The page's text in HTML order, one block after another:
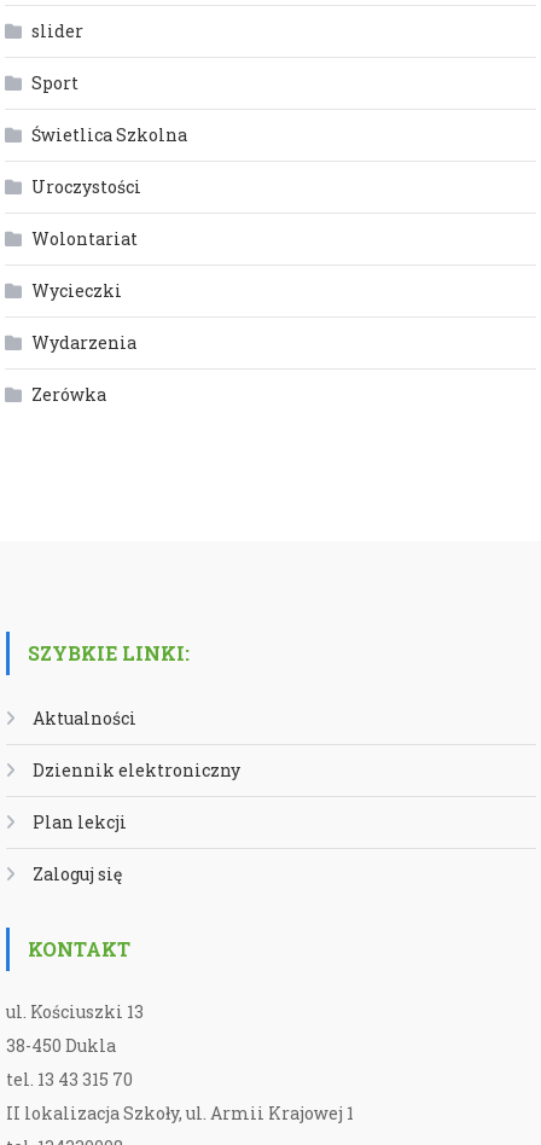
slider
Sport
Świetlica Szkolna
Uroczystości
Wolontariat
Wycieczki
Wydarzenia
Zerówka
SZYBKIE LINKI:
Aktualności
Dziennik elektroniczny
Plan lekcji
Zaloguj się
KONTAKT
ul. Kościuszki 13
38-450 Dukla
tel. 13 43 315 70
II lokalizacja Szkoły, ul. Armii Krajowej 1